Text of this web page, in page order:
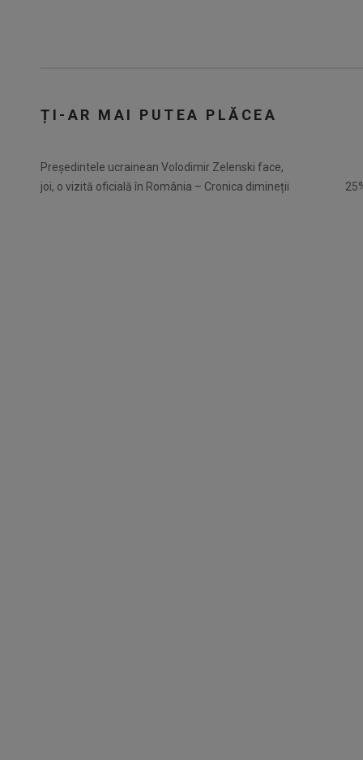
ȚI-AR MAI PUTEA PLĂCEA
Preşedintele ucrainean Volodimir Zelenski face,
joi, o vizită oficială în România – Cronica dimineții